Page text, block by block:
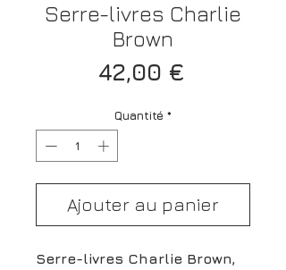
Serre-livres Charlie
Brown
42,00 €Prix
Quantité *
Ajouter au panier
Serre-livres Charlie Brown,